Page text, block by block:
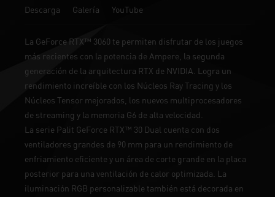
Descarga
Galería YouTube
La GeForce RTX™ 3060 te permiten disfrutar de los juegos
más recientes con la potencia de Ampere, la segunda
generación de la arquitectura RTX de NVIDIA. Logra un
rendimiento increíble con los Núcleos Ray Tracing y los
Núcleos Tensor mejorados, los nuevos multiprocesadores
de streaming y la memoria G6 de alta velocidad.
La serie Palit GeForce RTX™ 30 Dual cuenta con dos
ventiladores grandes de 90 mm para un rendimiento de
enfriamiento eficiente y un área de corte grande en la placa
posterior para una ventilación de calor optimizada. La
iluminación RGB personalizable también está decorada en